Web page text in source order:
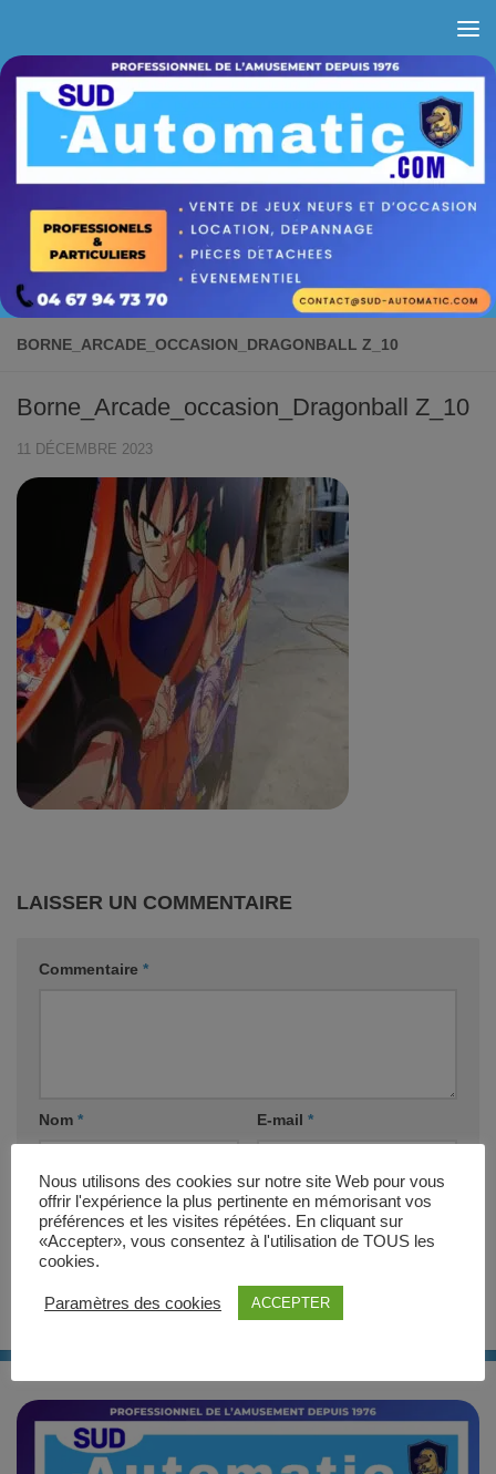
BORNE_ARCADE_OCCASION_DRAGONBALL Z_10
Borne_Arcade_occasion_Dragonball Z_10
11 DÉCEMBRE 2023
LAISSER UN COMMENTAIRE
Commentaire *
Nom * E-mail *
Site web
Nous utilisons des cookies sur notre site Web pour vous
offrir l'expérience la plus pertinente en mémorisant vos
préférences et les visites répétées. En cliquant sur
«Accepter», vous consentez à l'utilisation de TOUS les
cookies.
Paramètres des cookies ACCEPTER